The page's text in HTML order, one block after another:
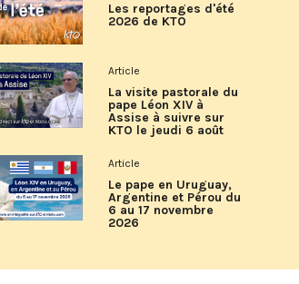
Les reportages d'été
2026 de KTO
Article
La visite pastorale du
pape Léon XIV à
Assise à suivre sur
KTO le jeudi 6 août
Article
Le pape en Uruguay,
Argentine et Pérou du
6 au 17 novembre
2026